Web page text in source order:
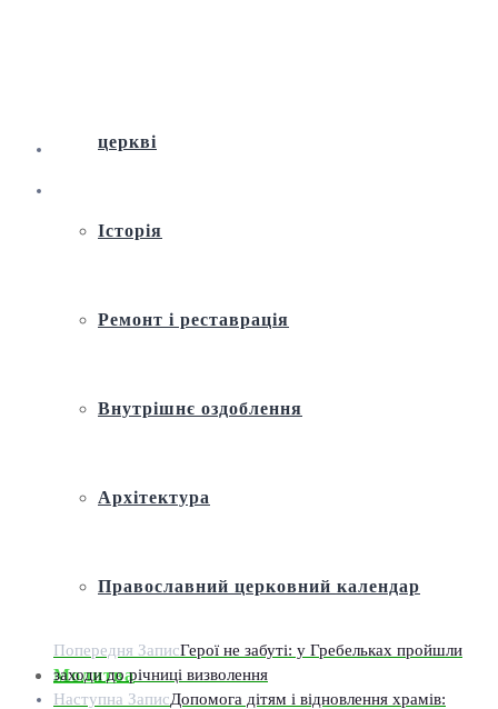
церкві
Історія
Ремонт і реставрація
Внутрішнє оздоблення
Архітектура
Православний церковний календар
Молитва
Попередня ЗаписГерої не забуті: у Гребельках пройшли
заходи до річниці визволення
Наступна ЗаписДопомога дітям і відновлення храмів: